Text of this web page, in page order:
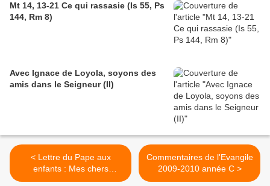
Mt 14, 13-21 Ce qui rassasie (Is 55, Ps
144, Rm 8)
Avec Ignace de Loyola, soyons des
amis dans le Seigneur (II)
< Lettre du Pape aux
enfants : Mes chers
enfants, nous devons prier
Commentaires de l'Evangile
2009-2010 année C >